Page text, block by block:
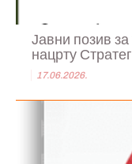
Јавни позив
нацрту
17.06.2026.